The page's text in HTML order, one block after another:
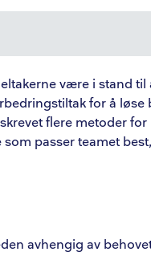
sist?
være i stand
for å
flere metoder
passer teamet
avhengig av